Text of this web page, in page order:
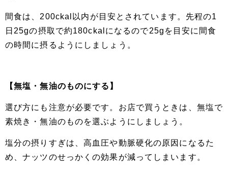
間食は、200ckal以内が目安とされています。先程の1
日25gの摂取で約180ckalになるので25gを目安に間食
の時間に摂るようにしましょう。
【無塩・無油のものにする】
選び方にも注意が必要です。お店で買うときは、無塩で
素焼き・無油のものを選ぶようにしましょう。
塩分の摂りすぎは、高血圧や動脈硬化の原因になるた
め、ナッツのせっかくの効果が減ってしまいます。